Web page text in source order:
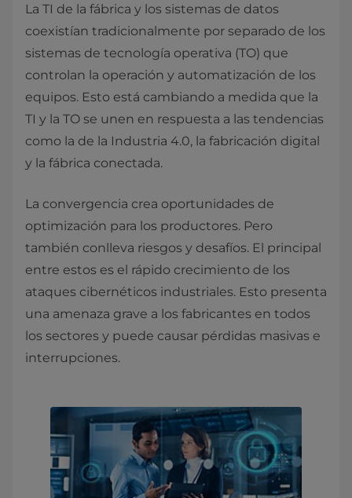
La TI de la fábrica y los sistemas de datos
coexistían tradicionalmente por separado de los
sistemas de tecnología operativa (TO) que
controlan la operación y automatización de los
equipos. Esto está cambiando a medida que la
TI y la TO se unen en respuesta a las tendencias
como la de la Industria 4.0, la fabricación digital
y la fábrica conectada.
La convergencia crea oportunidades de
optimización para los productores. Pero
también conlleva riesgos y desafíos. El principal
entre estos es el rápido crecimiento de los
ataques cibernéticos industriales. Esto presenta
una amenaza grave a los fabricantes en todos
los sectores y puede causar pérdidas masivas e
interrupciones.